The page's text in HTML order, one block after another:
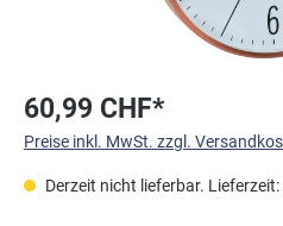
60,99 CHF*
Preise inkl. MwSt. zzgl.
Derzeit nicht lieferbar. Lieferzeit: